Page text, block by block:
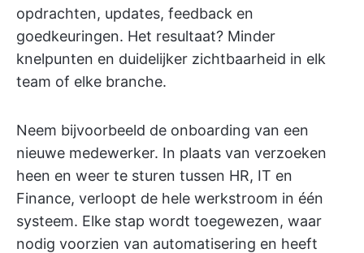
opdrachten, updates, feedback en
goedkeuringen. Het resultaat? Minder
knelpunten en duidelijker zichtbaarheid in elk
team of elke branche.
Neem bijvoorbeeld de onboarding van een
nieuwe medewerker. In plaats van verzoeken
heen en weer te sturen tussen HR, IT en
Finance, verloopt de hele werkstroom in één
systeem. Elke stap wordt toegewezen, waar
nodig voorzien van automatisering en heeft